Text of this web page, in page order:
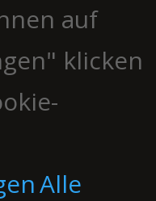
auf
klicken
Alle